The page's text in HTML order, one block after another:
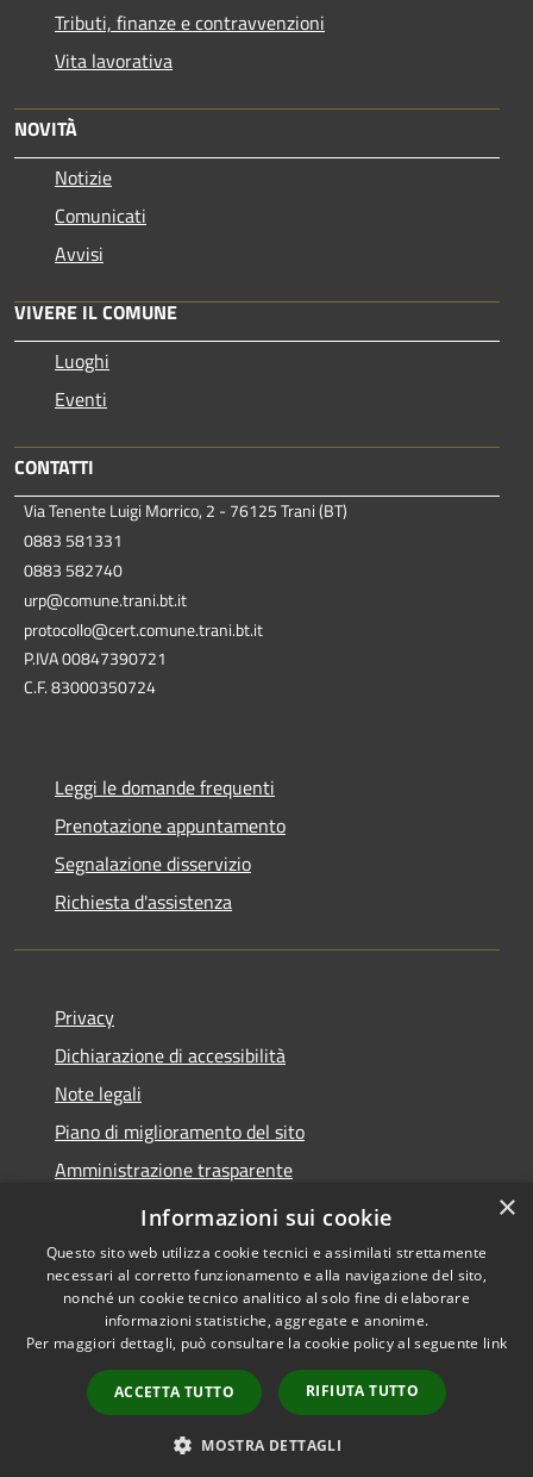
Tributi, finanze e contravvenzioni
Vita lavorativa
NOVITÀ
Notizie
Comunicati
Avvisi
VIVERE IL COMUNE
Luoghi
Eventi
CONTATTI
Via Tenente Luigi Morrico, 2 - 76125 Trani (BT)
0883 581331
0883 582740
urp@comune.trani.bt.it
protocollo@cert.comune.trani.bt.it
P.IVA 00847390721
C.F. 83000350724
Leggi le domande frequenti
Prenotazione appuntamento
Segnalazione disservizio
Richiesta d'assistenza
Privacy
Dichiarazione di accessibilità
Note legali
Piano di miglioramento del sito
Amministrazione trasparente
Albo Pretorio
Accessibilità
Copyright © 2026 • Comune di
Trani • Powered by
Municipium•
Accesso
redazione
×
Informazioni sui cookie
Questo sito web utilizza cookie tecnici e assimilati strettamente
necessari al corretto funzionamento e alla navigazione del sito,
nonché un cookie tecnico analitico al solo fine di elaborare
informazioni statistiche, aggregate e anonime.
Per maggiori dettagli, può consultare la cookie policy al seguente link
ACCETTA TUTTO RIFIUTA TUTTO
MOSTRA DETTAGLI